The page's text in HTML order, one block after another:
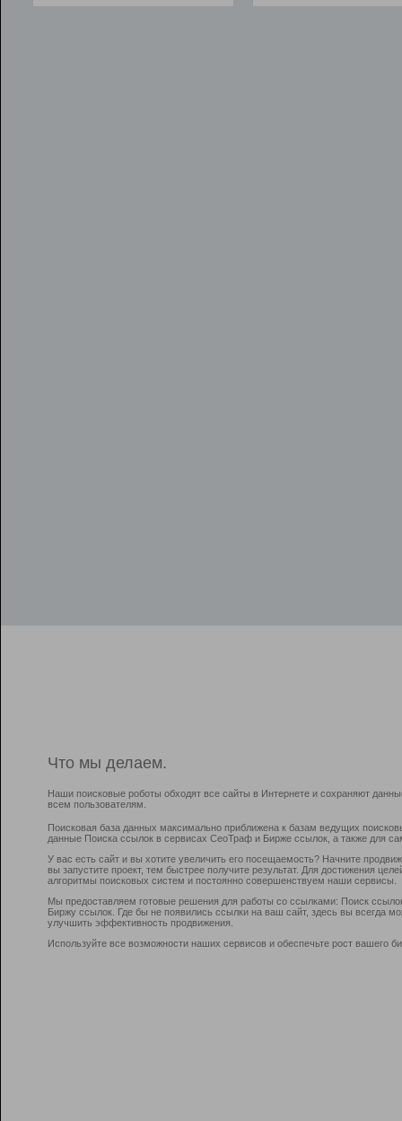
Что мы делаем.
Наши поисковые роботы обходят все сайты в Интернете и сохраняют
всем пользователям.
Поисковая база данных максимально приближена к базам ведущих
данные Поиска ссылок в сервисах СеоТраф и Бирже ссылок, а также для
У вас есть сайт и вы хотите увеличить его посещаемость? Начните
вы запустите проект, тем быстрее получите результат. Для достижения
алгоритмы поисковых систем и постоянно совершенствуем наши сервисы.
Мы предоставляем готовые решения для работы со ссылками: Поиск
Биржу ссылок. Где бы не появились ссылки на ваш сайт, здесь вы всегда
улучшить эффективность продвижения.
Используйте все возможности наших сервисов и обеспечьте рост вашего